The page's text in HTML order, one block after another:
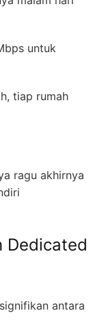
untuk
tiap rumah
ragu akhirnya
Dedicated
antara